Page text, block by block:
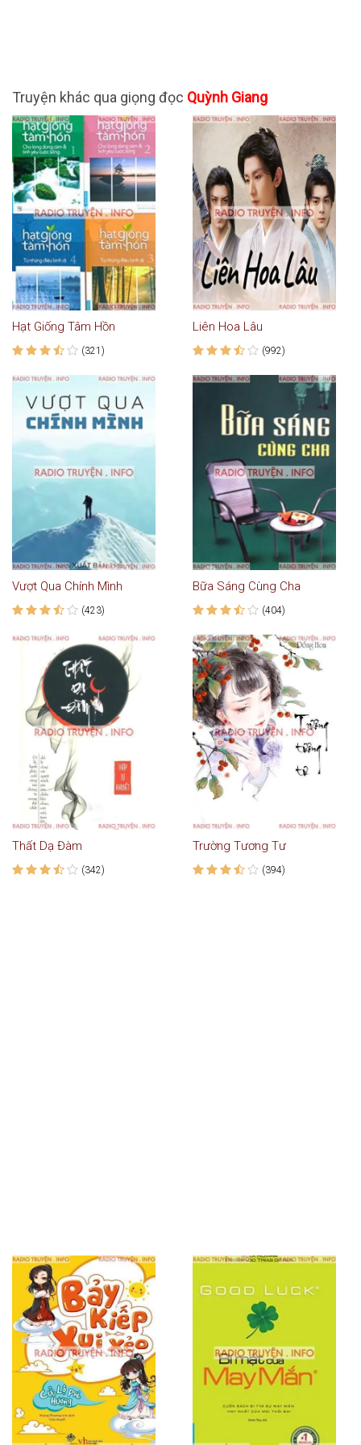
Truyện khác qua giọng đọc Quỳnh Giang
Hạt Giống Tâm Hồn
(321)
Liên Hoa Lâu
(992)
Vượt Qua Chính Mình
(423)
Bữa Sáng Cùng Cha
(404)
Thất Dạ Đàm
(342)
Trường Tương Tư
(394)